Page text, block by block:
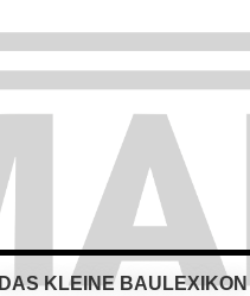
DAS KLEINE BAULEXIKON